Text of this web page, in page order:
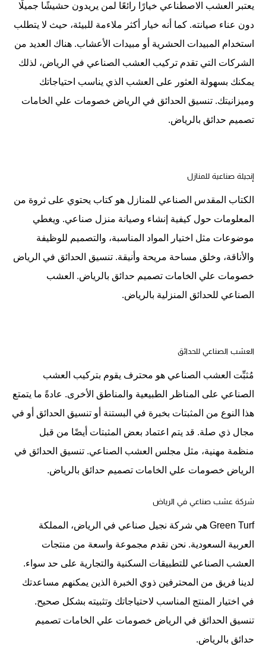
يعتبر العشب الاصطناعي خيارًا رائعًا لمن يريدون حشيشًا جميلًا
دون عناء صيانته. كما أنه خيار أكثر ملاءمة للبيئة، حيث لا يتطلب
استخدام المبيدات الحشرية أو مبيدات الأعشاب. هناك العديد من
الشركات التي تقدم تركيب العشب الصناعي في الرياض، لذلك
يمكنك بسهولة العثور على العشب الذي يناسب احتياجاتك
وميزانيتك. تنسيق الحدائق في الرياض خصومات علي الخامات
تصميم حدائق بالرياض.
إنجيلة صناعية للمنازل
الكتاب المقدس الصناعي للمنازل هو كتاب يحتوي على ثروة من
المعلومات حول كيفية إنشاء وصيانة منزل صناعي. ويغطي
موضوعات مثل اختيار المواد المناسبة، والتصميم للوظيفة
والأناقة، وخلق مساحة مريحة وأنيقة. تنسيق الحدائق في الرياض
خصومات علي الخامات تصميم حدائق بالرياض. العشب
الصناعي للحدائق المنزلية بالرياض.
العشب الصناعي للحدائق
مُثبِّت العشب الصناعي هو محترف يقوم بتركيب العشب
الصناعي على المناظر الطبيعية والمناطق الأخرى. عادةً ما يتمتع
هذا النوع من المثبتات بخبرة في البستنة أو تنسيق الحدائق أو في
مجال ذي صلة. قد يتم اعتماد بعض المثبتات أيضًا من قبل
منظمة مهنية، مثل مجلس العشب الصناعي. تنسيق الحدائق في
الرياض خصومات علي الخامات تصميم حدائق بالرياض.
شركة عشب صناعي في الرياض
Green Turf هي شركة نجيل صناعي في الرياض، المملكة
العربية السعودية. نحن نقدم مجموعة واسعة من منتجات
العشب الصناعي للتطبيقات السكنية والتجارية على حد سواء.
لدينا فريق من المحترفين ذوي الخبرة الذين يمكنهم مساعدتك
في اختيار المنتج المناسب لاحتياجاتك وتثبيته بشكل صحيح.
تنسيق الحدائق في الرياض خصومات علي الخامات تصميم
حدائق بالرياض.